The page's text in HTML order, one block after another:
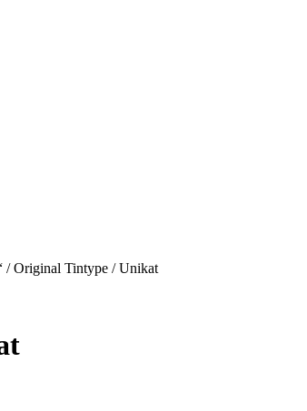
/ Original Tintype / Unikat